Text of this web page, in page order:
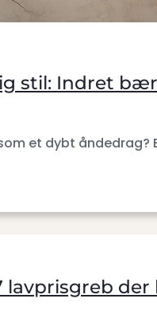
stil: Indret
et dybt
der